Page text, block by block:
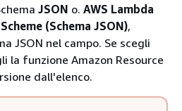
JSON o. AWS Lambda
(Schema JSON),
JSON nel campo. Se scegli
la funzione Amazon Resource
dall'elenco.